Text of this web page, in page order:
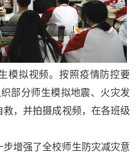
模拟视频。按照疫情防控要
部分师生模拟地震、火灾发
，并拍摄成视频，在各班级
增强了全校师生防灾减灾意